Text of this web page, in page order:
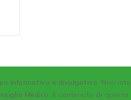
informativo e divulgativo. Non
Medico: Il contenuto di